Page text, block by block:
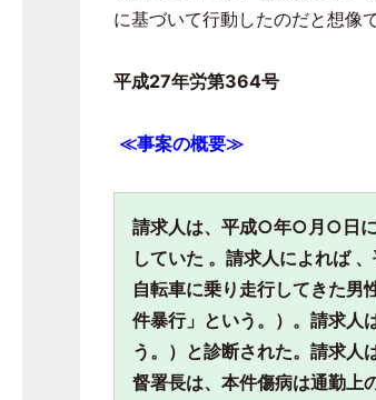
に基づいて行動したのだと想像
平成27年労第364号
≪事案の概要≫
請求人は、平成○年○ 月 ○日
していた 。請求人によれば
自転車に乗り走行してきた男
件暴行」という。）。請求人
う。）と診断された。請求人
督署長は、本件傷病は通勤上